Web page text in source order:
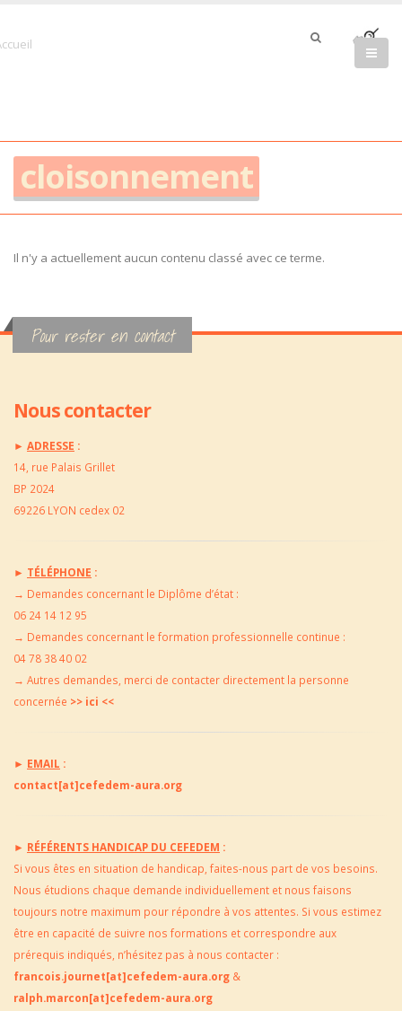
cloisonnement
Il n'y a actuellement aucun contenu classé avec ce terme.
Pour rester en contact
Nous contacter
► ADRESSE :
14, rue Palais Grillet
BP 2024
69226 LYON cedex 02
► TÉLÉPHONE :
→ Demandes concernant le Diplôme d’état :
06 24 14 12 95
→ Demandes concernant le formation professionnelle continue :
04 78 38 40 02
→ Autres demandes, merci de contacter directement la personne
concernée >> ici <<
► EMAIL :
contact[at]cefedem-aura.org
► RÉFÉRENTS HANDICAP DU CEFEDEM :
Si vous êtes en situation de handicap, faites-nous part de vos besoins.
Nous étudions chaque demande individuellement et nous faisons
toujours notre maximum pour répondre à vos attentes. Si vous estimez
être en capacité de suivre nos formations et correspondre aux
prérequis indiqués, n’hésitez pas à nous contacter :
francois.journet[at]cefedem-aura.org &
ralph.marcon[at]cefedem-aura.org